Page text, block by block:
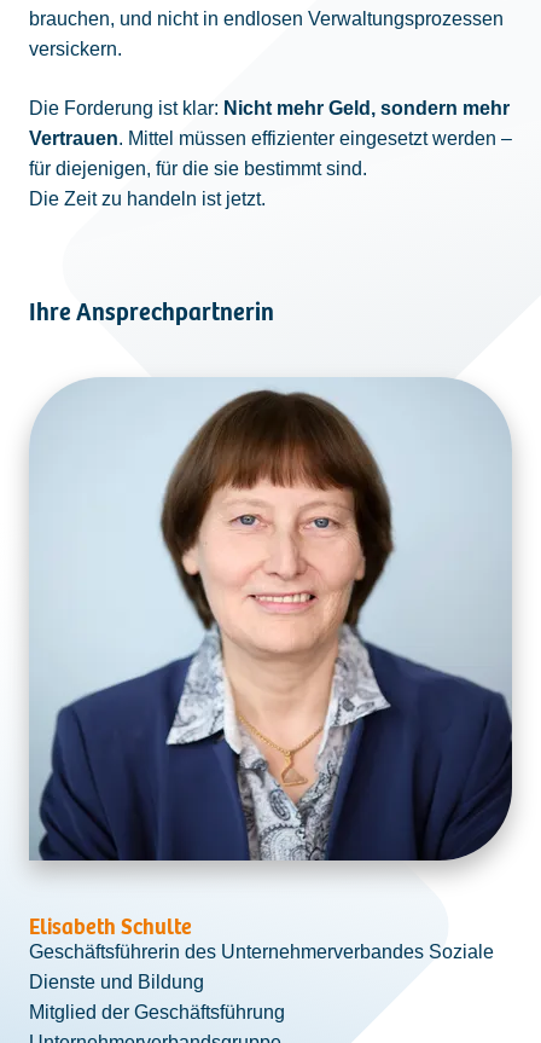
brauchen, und nicht in endlosen Verwaltungsprozessen
versickern.
Die Forderung ist klar: Nicht mehr Geld, sondern mehr
Vertrauen. Mittel müssen effizienter eingesetzt werden –
für diejenigen, für die sie bestimmt sind.
Die Zeit zu handeln ist jetzt.
Ihre Ansprechpartnerin
Elisabeth Schulte
Geschäftsführerin des Unternehmerverbandes Soziale
Dienste und Bildung
Mitglied der Geschäftsführung